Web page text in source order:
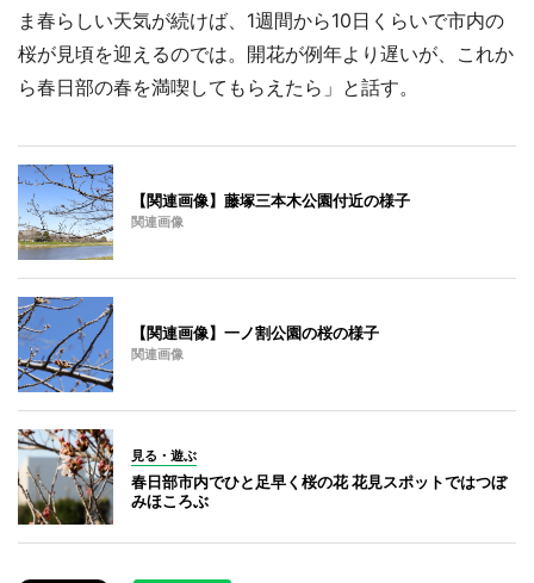
ま春らしい天気が続けば、1週間から10日くらいで市内の
桜が見頃を迎えるのでは。開花が例年より遅いが、これか
ら春日部の春を満喫してもらえたら」と話す。
【関連画像】藤塚三本木公園付近の様子
関連画像
【関連画像】一ノ割公園の桜の様子
関連画像
見る・遊ぶ
春日部市内でひと足早く桜の花 花見スポットではつぼ
みほころぶ